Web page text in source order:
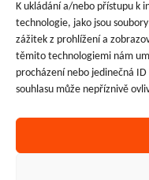
K ukládání a/nebo přístupu k
technologie, jako jsou
zážitek z prohlížení a
těmito technologiemi nám
procházení nebo jedinečná
souhlasu může nepříznivě
Sledujte nás na: